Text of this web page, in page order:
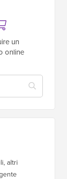
un
online
altri